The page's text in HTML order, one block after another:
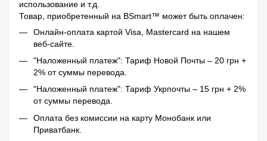
использование и т.д.
Товар, приобретенный на BSmart™ может быть оплачен:
Онлайн-оплата картой Visa, Mastercard на нашем
веб-сайте.
"Наложенный платеж": Тариф Новой Почты – 20 грн +
2% от суммы перевода.
"Наложенный платеж": Тариф Укрпочты – 15 грн + 2%
от суммы перевода.
Оплата без комиссии на карту Монобанк или
Приватбанк.